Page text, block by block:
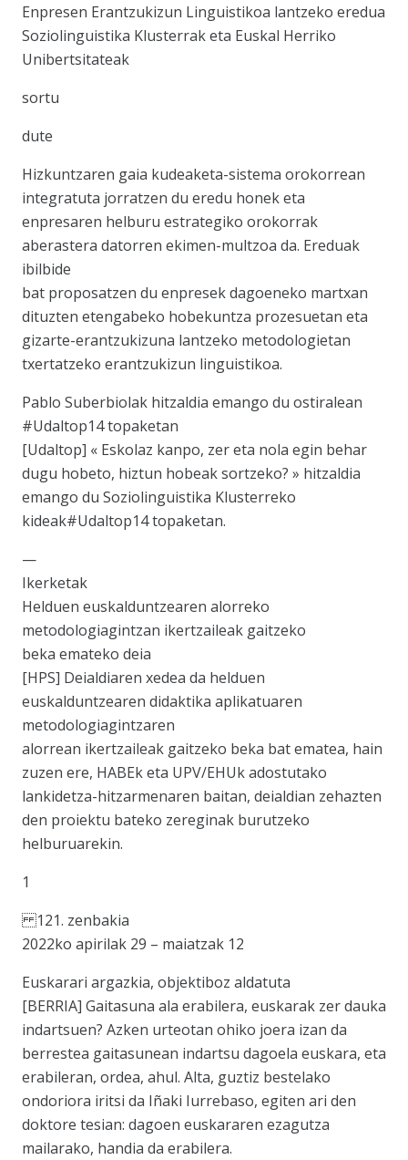
Enpresen Erantzukizun Linguistikoa lantzeko eredua
Soziolinguistika Klusterrak eta Euskal Herriko
Unibertsitateak
sortu
dute
Hizkuntzaren gaia kudeaketa-sistema orokorrean
integratuta jorratzen du eredu honek eta
enpresaren helburu estrategiko orokorrak
aberastera datorren ekimen-multzoa da. Ereduak
ibilbide
bat proposatzen du enpresek dagoeneko martxan
dituzten etengabeko hobekuntza prozesuetan eta
gizarte-erantzukizuna lantzeko metodologietan
txertatzeko erantzukizun linguistikoa.
Pablo Suberbiolak hitzaldia emango du ostiralean
#Udaltop14 topaketan
[Udaltop] « Eskolaz kanpo, zer eta nola egin behar
dugu hobeto, hiztun hobeak sortzeko? » hitzaldia
emango du Soziolinguistika Klusterreko
kideak#Udaltop14 topaketan.
—
Ikerketak
Helduen euskalduntzearen alorreko
metodologiagintzan ikertzaileak gaitzeko
beka emateko deia
[HPS] Deialdiaren xedea da helduen
euskalduntzearen didaktika aplikatuaren
metodologiagintzaren
alorrean ikertzaileak gaitzeko beka bat ematea, hain
zuzen ere, HABEk eta UPV/EHUk adostutako
lankidetza-hitzarmenaren baitan, deialdian zehazten
den proiektu bateko zereginak burutzeko
helburuarekin.
1
121. zenbakia
2022ko apirilak 29 – maiatzak 12
Euskarari argazkia, objektiboz aldatuta
[BERRIA] Gaitasuna ala erabilera, euskarak zer dauka
indartsuen? Azken urteotan ohiko joera izan da
berrestea gaitasunean indartsu dagoela euskara, eta
erabileran, ordea, ahul. Alta, guztiz bestelako
ondoriora iritsi da Iñaki Iurrebaso, egiten ari den
doktore tesian: dagoen euskararen ezagutza
mailarako, handia da erabilera.